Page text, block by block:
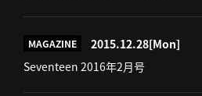
MAGAZINE 2015.12.28[Mon]
Seventeen 2016年2月号